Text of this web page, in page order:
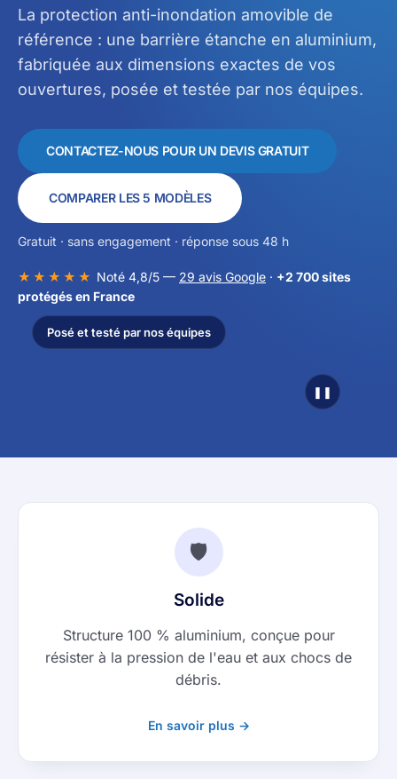
La protection anti-inondation amovible de
référence : une barrière étanche en aluminium,
fabriquée aux dimensions exactes de vos
ouvertures, posée et testée par nos équipes.
CONTACTEZ-NOUS POUR UN DEVIS GRATUIT
COMPARER LES 5 MODÈLES
Gratuit · sans engagement · réponse sous 48 h
★★★★★ Noté 4,8/5 — 29 avis Google · +2 700 sites
protégés en France
Posé et testé par nos équipes
❚❚
🛡️
Solide
Structure 100 % aluminium, conçue pour
résister à la pression de l'eau et aux chocs de
débris.
En savoir plus →